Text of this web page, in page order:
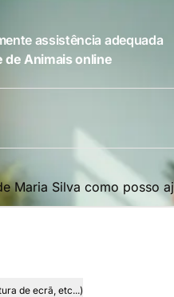
assistência adequada
de Animais online
Maria Silva como posso
de ecrã, etc...)